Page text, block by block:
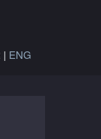
| ENG